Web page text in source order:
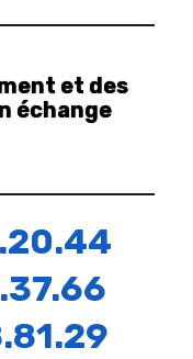
et des
échange